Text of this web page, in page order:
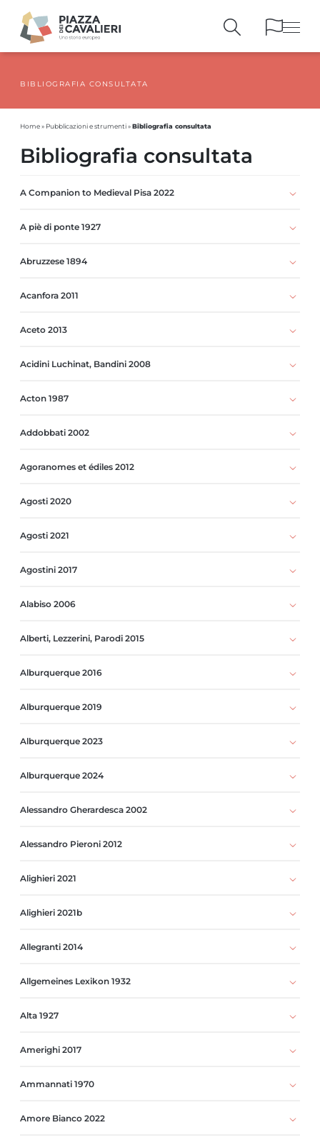
PUBBLICAZIONI E STRUMENTI
BIBLIOGRAFIA CONSULTATA
Home» Pubblicazioni e strumenti»Bibliografia consultata
Bibliografia consultata
A Companion to Medieval Pisa 2022
A piè di ponte 1927
Abruzzese 1894
Acanfora 2011
Aceto 2013
Acidini Luchinat, Bandini 2008
Acton 1987
Addobbati 2002
Agoranomes et édiles 2012
Agosti 2020
Agosti 2021
Agostini 2017
Alabiso 2006
Alberti, Lezzerini, Parodi 2015
Alburquerque 2016
Alburquerque 2019
Alburquerque 2023
Alburquerque 2024
Alessandro Gherardesca 2002
Alessandro Pieroni 2012
Alighieri 2021
Alighieri 2021b
Allegranti 2014
Allgemeines Lexikon 1932
Alta 1927
Amerighi 2017
Ammannati 1970
Amore Bianco 2022